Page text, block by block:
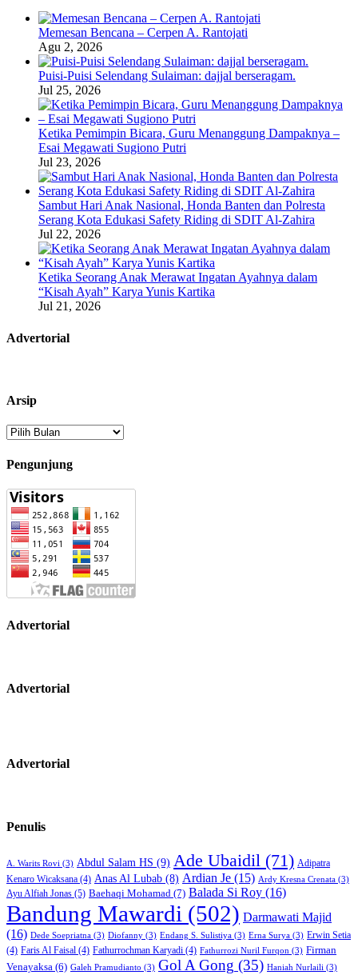
Memesan Bencana – Cerpen A. Rantojati
Agu 2, 2026
Puisi-Puisi Selendang Sulaiman: dajjal berseragam.
Jul 25, 2026
Ketika Pemimpin Bicara, Guru Menanggung Dampaknya –
Esai Megawati Sugiono Putri
Jul 23, 2026
Sambut Hari Anak Nasional, Honda Banten dan Polresta
Serang Kota Edukasi Safety Riding di SDIT Al-Zahira
Jul 22, 2026
Ketika Seorang Anak Merawat Ingatan Ayahnya dalam
“Kisah Ayah” Karya Yunis Kartika
Jul 21, 2026
Advertorial
Arsip
Arsip
Pengunjung
Advertorial
Advertorial
Advertorial
Penulis
A. Warits Rovi (3) Abdul Salam HS (9) Ade Ubaidil (71) Adipatra
Kenaro Wicaksana (4) Anas Al Lubab (8) Ardian Je (15) Ardy Kresna Crenata (3)
Ayu Alfiah Jonas (5) Baehaqi Mohamad (7) Balada Si Roy (16)
Bandung Mawardi (502) Darmawati Majid
(16) Dede Soepriatna (3) Diofanny (3) Endang S. Sulistiya (3) Erna Surya (3) Erwin Setia
(4) Faris Al Faisal (4) Fathurrochman Karyadi (4) Fathurrozi Nuril Furqon (3) Firman
Venayaksa (6) Galeh Pramudianto (3) Gol A Gong (35) Haniah Nurlaili (3)